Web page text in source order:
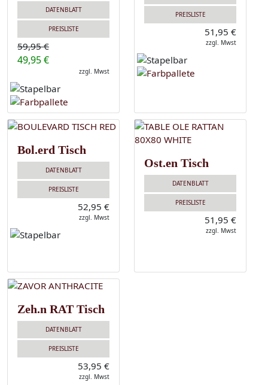
DATENBLATT
PREISLISTE
59,95 €
49,95 €
zzgl. Mwst
PREISLISTE
51,95 €
zzgl. Mwst
Bol.erd Tisch
DATENBLATT
PREISLISTE
52,95 €
zzgl. Mwst
Ost.en Tisch
DATENBLATT
PREISLISTE
51,95 €
zzgl. Mwst
Zeh.n RAT Tisch
DATENBLATT
PREISLISTE
53,95 €
zzgl. Mwst